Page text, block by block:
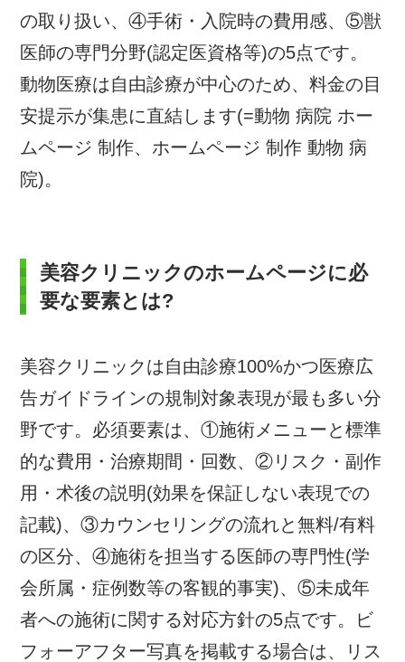
の取り扱い、④手術・入院時の費用感、⑤獣
医師の専門分野(認定医資格等)の5点です。
動物医療は自由診療が中心のため、料金の目
安提示が集患に直結します(=動物 病院 ホー
ムページ 制作、ホームページ 制作 動物 病
院)。
美容クリニックのホームページに必
要な要素とは?
美容クリニックは自由診療100%かつ医療広
告ガイドラインの規制対象表現が最も多い分
野です。必須要素は、①施術メニューと標準
的な費用・治療期間・回数、②リスク・副作
用・术後の説明(効果を保証しない表現での
記載)、③カウンセリングの流れと無料/有料
の区分、④施術を担当する医師の専門性(学
会所属・症例数等の客観的事実)、⑤未成年
者への施術に関する対応方針の5点です。ビ
フォーアフター写真を掲載する場合は、リス